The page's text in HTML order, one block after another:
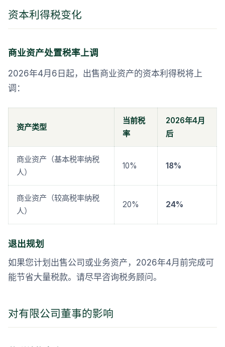
资本利得税变化
商业资产处置税率上调
2026年4月6日起，出售商业资产的资本利得税将上
调：
资产类型
当前税
率
2026年4月
后
商业资产（基本税率纳税
人）
10% 18%
商业资产（较高税率纳税
人）
20% 24%
退出规划
如果您计划出售公司或业务资产，2026年4月前完成可
能节省大量税款。请尽早咨询税务顾问。
对有限公司董事的影响